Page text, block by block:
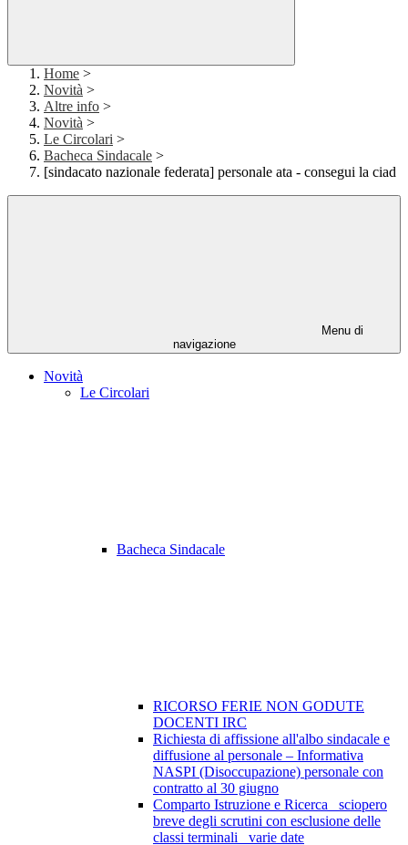
Home >
Novità >
Altre info >
Novità >
Le Circolari >
Bacheca Sindacale >
[sindacato nazionale federata] personale ata - consegui la ciad
Menu di
navigazione
Novità
Le Circolari
Bacheca Sindacale
RICORSO FERIE NON GODUTE
DOCENTI IRC
Richiesta di affissione all'albo sindacale e
diffusione al personale – Informativa
NASPI (Disoccupazione) personale con
contratto al 30 giugno
Comparto Istruzione e Ricerca_ sciopero
breve degli scrutini con esclusione delle
classi terminali_ varie date